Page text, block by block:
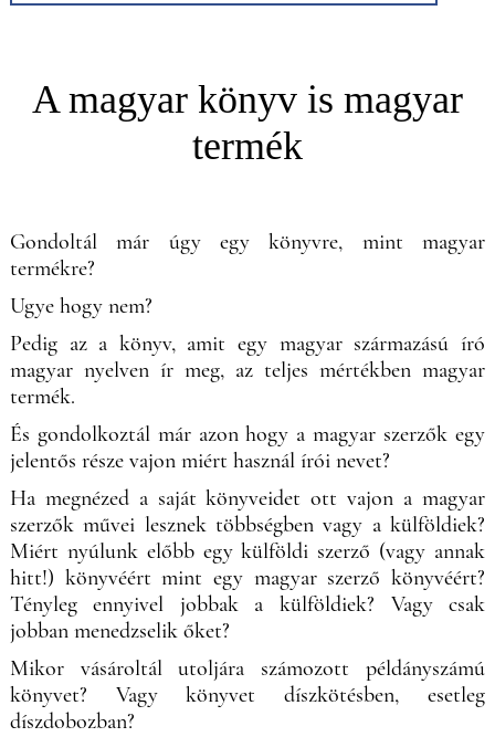
A magyar könyv is magyar
termék
Gondoltál már úgy egy könyvre, mint magyar
termékre?
Ugye hogy nem?
Pedig az a könyv, amit egy magyar származású író
magyar nyelven ír meg, az teljes mértékben magyar
termék.
És gondolkoztál már azon hogy a magyar szerzők egy
jelentős része vajon miért használ írói nevet?
Ha megnézed a saját könyveidet ott vajon a magyar
szerzők művei lesznek többségben vagy a külföldiek?
Miért nyúlunk előbb egy külföldi szerző (vagy annak
hitt!) könyvéért mint egy magyar szerző könyvéért?
Tényleg ennyivel jobbak a külföldiek? Vagy csak
jobban menedzselik őket?
Mikor vásároltál utoljára számozott példányszámú
könyvet? Vagy könyvet díszkötésben, esetleg
díszdobozban?